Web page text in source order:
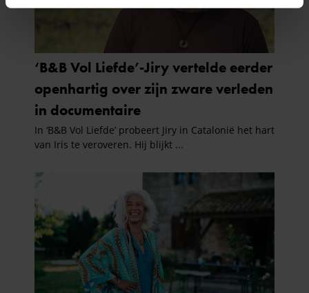
intrekken in de Cookieverklaring.
We gebruiken cookies om content en advertenties te
personaliseren, om functies voor social media te bieden
en om ons websiteverkeer te analyseren. Ook delen we
informatie over uw gebruik van onze site met onze
partners voor social media, adverteren en analyse. Deze
informatie die u aan ze heeft verstrekt of die ze hebben
gaat akkoord met onze cookies als u onze website blijft